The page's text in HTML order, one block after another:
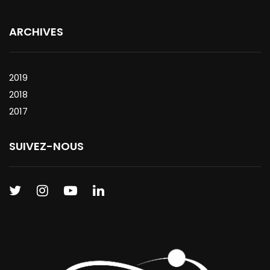
ARCHIVES
2019
2018
2017
SUIVEZ-NOUS